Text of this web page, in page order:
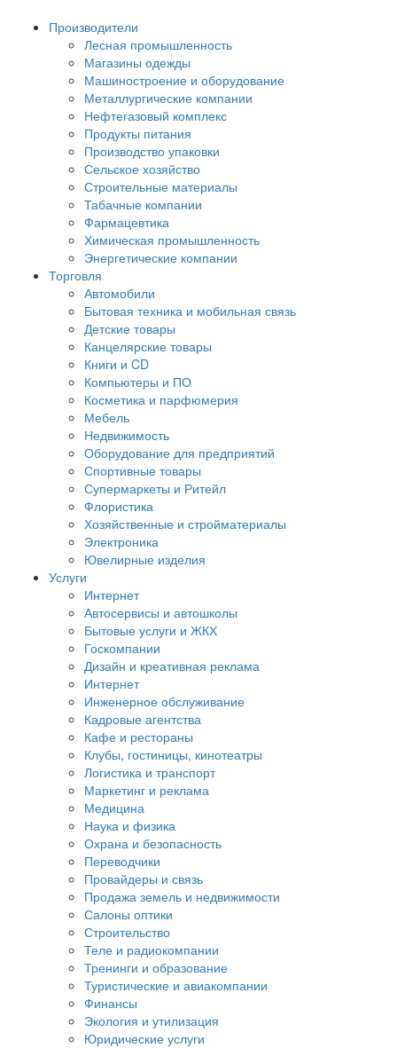
Производители
Лесная промышленность
Магазины одежды
Машиностроение и оборудование
Металлургические компании
Нефтегазовый комплекс
Продукты питания
Производство упаковки
Сельское хозяйство
Строительные материалы
Табачные компании
Фармацевтика
Химическая промышленность
Энергетические компании
Торговля
Автомобили
Бытовая техника и мобильная связь
Детские товары
Канцелярские товары
Книги и CD
Компьютеры и ПО
Косметика и парфюмерия
Мебель
Недвижимость
Оборудование для предприятий
Спортивные товары
Супермаркеты и Ритейл
Флористика
Хозяйственные и стройматериалы
Электроника
Ювелирные изделия
Услуги
Интернет
Автосервисы и автошколы
Бытовые услуги и ЖКХ
Госкомпании
Дизайн и креативная реклама
Интернет
Инженерное обслуживание
Кадровые агентства
Кафе и рестораны
Клубы, гостиницы, кинотеатры
Логистика и транспорт
Маркетинг и реклама
Медицина
Наука и физика
Охрана и безопасность
Переводчики
Провайдеры и связь
Продажа земель и недвижимости
Салоны оптики
Строительство
Теле и радиокомпании
Тренинги и образование
Туристические и авиакомпании
Финансы
Экология и утилизация
Юридические услуги